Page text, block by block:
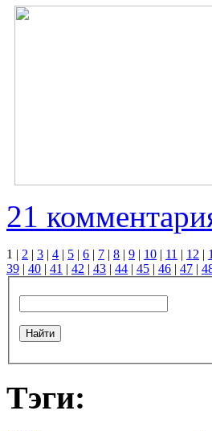
21
1 | 2 | 3 | 4 | 5 | 6 | 7 | 8 | 9 | 10 | 11 | 12 |
39 | 40 | 41 | 42 | 43 | 44 | 45 | 46 | 47 |
Тэги: